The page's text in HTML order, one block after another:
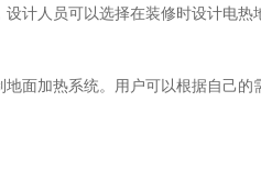
计人员可以选择在装修时设计电
面加热系统。用户可以根据自己